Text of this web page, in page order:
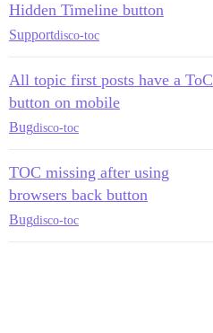
Hidden Timeline button
Supportdisco-toc
All topic first posts have a ToC
button on mobile
Bugdisco-toc
TOC missing after using
browsers back button
Bugdisco-toc